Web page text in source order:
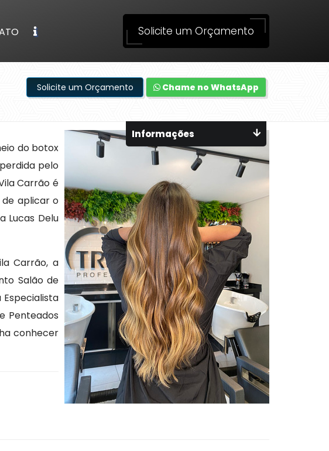
Solicite um Orçamento
Solicite um Orçamento Chame no WhatsApp
do botox
pelo
Carrão é
aplicar o
Lucas Delu
Carrão, a
Salão de
Penteados
conhecer
Informações